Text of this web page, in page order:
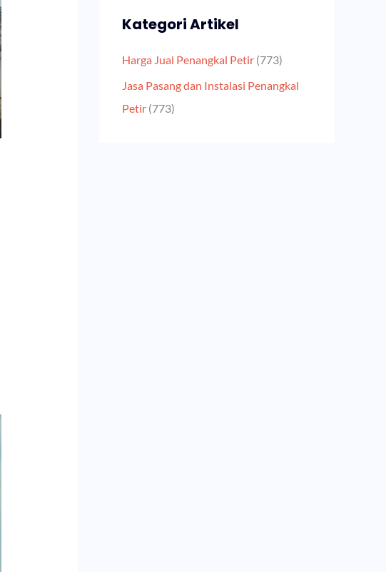
Kategori Artikel
Harga Jual Penangkal Petir (773)
Jasa Pasang dan Instalasi Penangkal
Petir (773)